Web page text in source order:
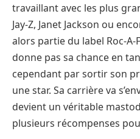
travaillant avec les plus
Jay-Z, Janet Jackson ou
alors partie du label Roc-
donne pas sa chance en
cependant par sortir son
une star. Sa carrière va
devient un véritable
plusieurs récompenses